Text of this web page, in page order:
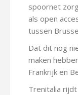
spoornet
als open
tussen
Dat dit nog
maken
Frankrijk en
Trenitalia